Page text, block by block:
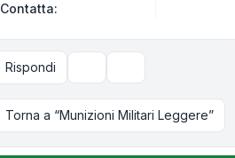
Contatta:
Rispondi
Torna a “Munizioni Militari Leggere”